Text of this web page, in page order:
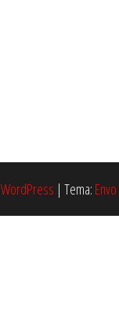
WordPress | Tema: